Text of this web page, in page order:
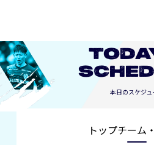
本日のスケジュ
トップチーム